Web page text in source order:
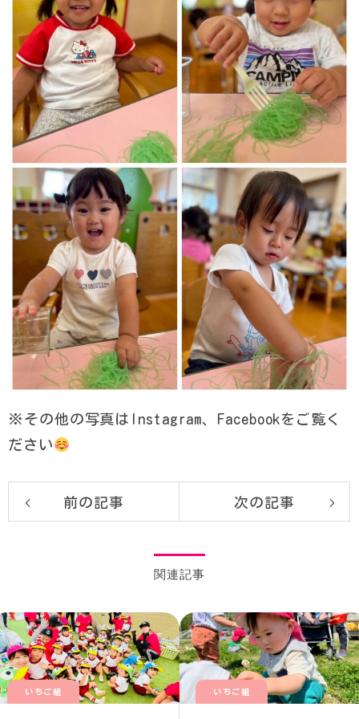
※その他の写真はInstagram、Facebookをご覧く
ださい
前の記事 次の記事
関連記事
いちご組 いちご組